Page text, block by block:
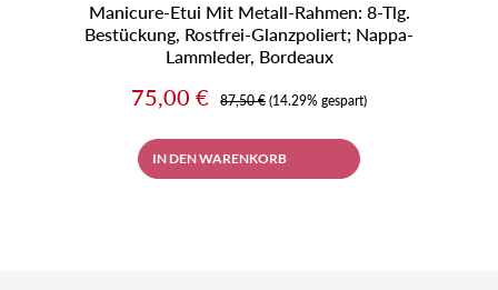
Manicure-Etui Mit Metall-Rahmen: 8-Tlg.
Bestückung, Rostfrei-Glanzpoliert; Nappa-
Lammleder, Bordeaux
Verkaufspreis:
75,00 € Regulärer Preis:
87,50 € (14.29% gespart)
IN DEN WARENKORB